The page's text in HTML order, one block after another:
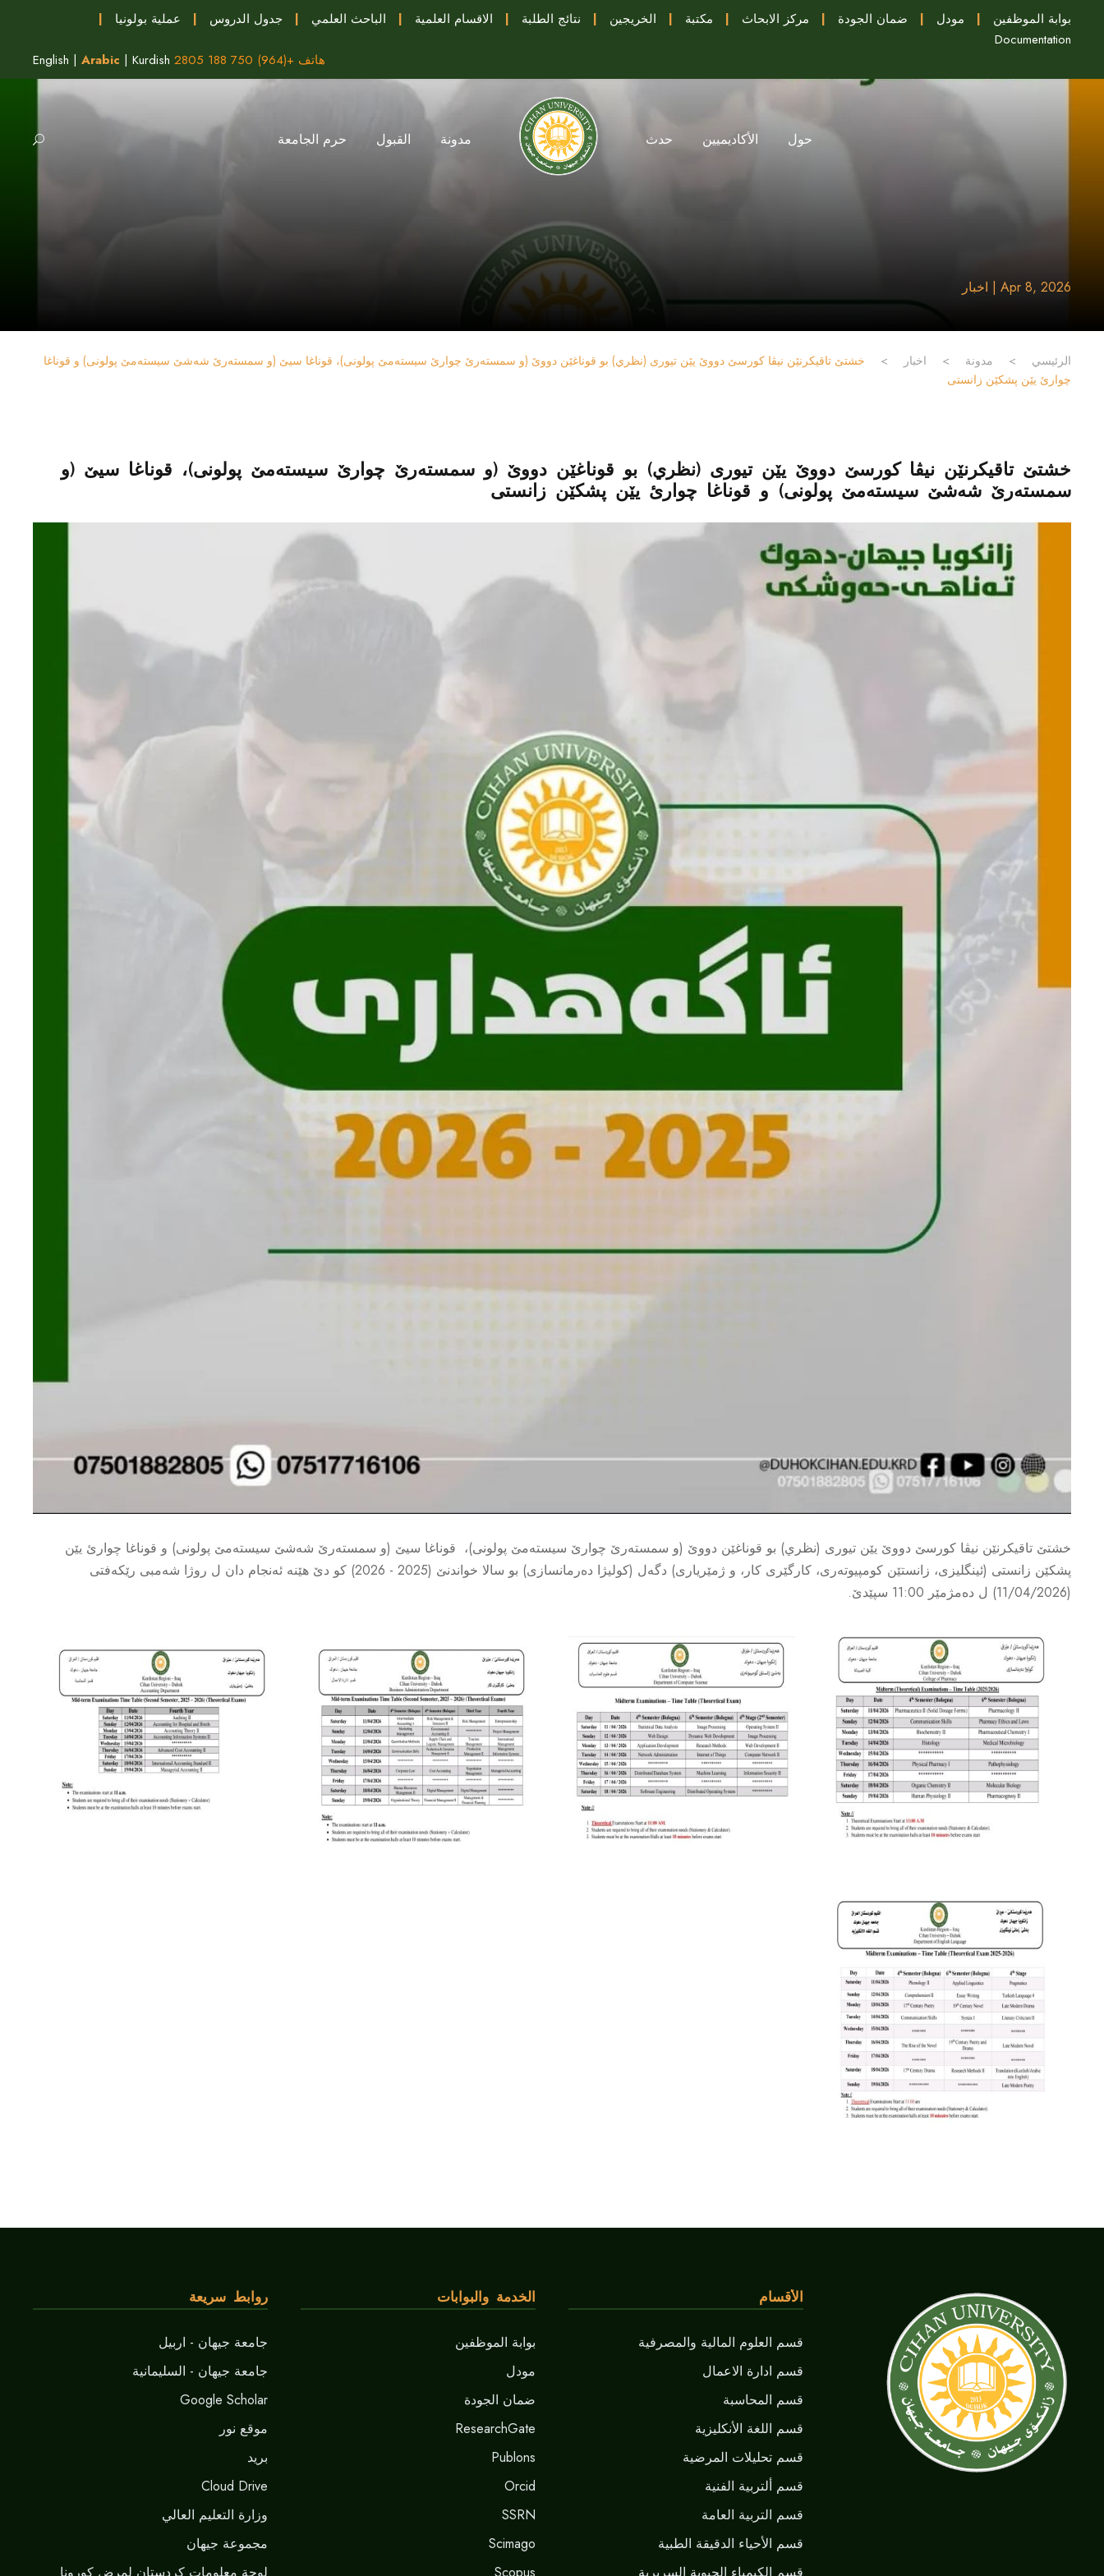
بوابة الموظفين | مودل | ضمان الجودة | مركز الابحاث | مكتبة | الخريجين | نتائج الطلبة | الاقسام العلمية | الباحث العلمي | جدول الدروس | عملية بولونيا
|
Documentation
هاتف +(964) 750 188 2805
English | Arabic | Kurdish
حول الأكاديميين حدث مدونة القبول حرم الجامعة
Apr 8, 2026 | اخبار
الرئيسي > مدونة > اخبار >
خشتێ تاقیکرنێن نیڤا کورسێ دووێ یێن تیوری (نظري) بو قوناغێن دووێ (و سمستەرێ چوارێ سیستەمێ پولونی)، قوناغا سيێ (و سمستەرێ شەشێ سیستەمێ پولونی) و قوناغا
چوارئ یێن پشکێن زانستی
خشتێ تاقیکرنێن نیڤا کورسێ دووێ یێن تیوری (نظري) بو قوناغێن دووێ (و سمستەرێ چوارێ سیستەمێ پولونی)، قوناغا سيێ (و
سمستەرێ شەشێ سیستەمێ پولونی) و قوناغا چوارئ یێن پشکێن زانستی
خشتێ تاقیکرنێن نیڤا کورسێ دووێ یێن تیوری (نظري) بو قوناغێن دووێ (و سمستەرێ چوارێ سیستەمێ پولونی)، قوناغا سيێ (و سمستەرێ شەشێ سیستەمێ پولونی) و قوناغا چوارئ یێن
پشکێن زانستی (ئینگلیزی، زانستێن کومپیوتەری، کارگێری کار، و ژمێریاری) دگەل (کولیژا دەرمانسازی) بو سالا خواندنێ (2025 - 2026) کو دێ هێنە ئەنجام دان ل روژا شەمبی رێکەفتی
(11/04/2026) ل دەمژمێر 11:00 سپێدێ.
الأقسام
قسم العلوم المالية والمصرفية
قسم ادارة الاعمال
قسم المحاسبة
قسم اللغة الأنكليزية
قسم تحليلات المرضية
قسم ألتربية الفنية
قسم التربية العامة
قسم الأحياء الدقيقة الطبية
قسم الكيمياء الحيوية السريرية
الخدمة والبوابات
بوابة الموظفين
مودل
ضمان الجودة
ResearchGate
Publons
Orcid
SSRN
Scimago
Scopus
روابط سريعة
جامعة جيهان - اربيل
جامعة جيهان - السليمانية
Google Scholar
موقع نور
برید
Cloud Drive
وزارة التعليم العالي
مجموعة جيهان
لوحة معلومات كردستان لمرض كورونا